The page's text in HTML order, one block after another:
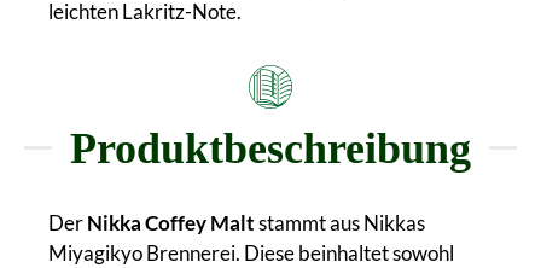
leichten Lakritz-Note.
Produktbeschreibung
DerNikka Coffey Maltstammt aus Nikkas
Miyagikyo Brennerei. Diese beinhaltet sowohl